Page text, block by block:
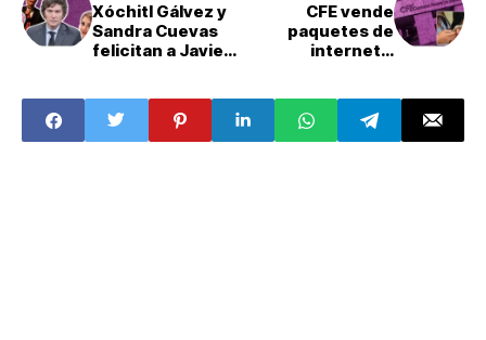
Xóchitl Gálvez y
Sandra Cuevas
felicitan a Javier
Argentina: ¿Qué
dijeron?
CFE vende
paquetes de
internet y
cuánto cuestan?